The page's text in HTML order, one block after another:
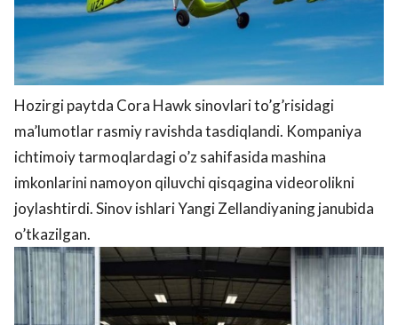
Hozirgi paytda Cora Hawk sinovlari to’g’risidagi
ma’lumotlar rasmiy ravishda tasdiqlandi. Kompaniya
ichtimoiy tarmoqlardagi o’z sahifasida mashina
imkonlarini namoyon qiluvchi qisqagina videorolikni
joylashtirdi. Sinov ishlari Yangi Zellandiyaning janubida
o’tkazilgan.